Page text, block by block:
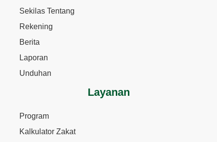
Sekilas Tentang
Rekening
Berita
Laporan
Unduhan
Layanan
Program
Kalkulator Zakat